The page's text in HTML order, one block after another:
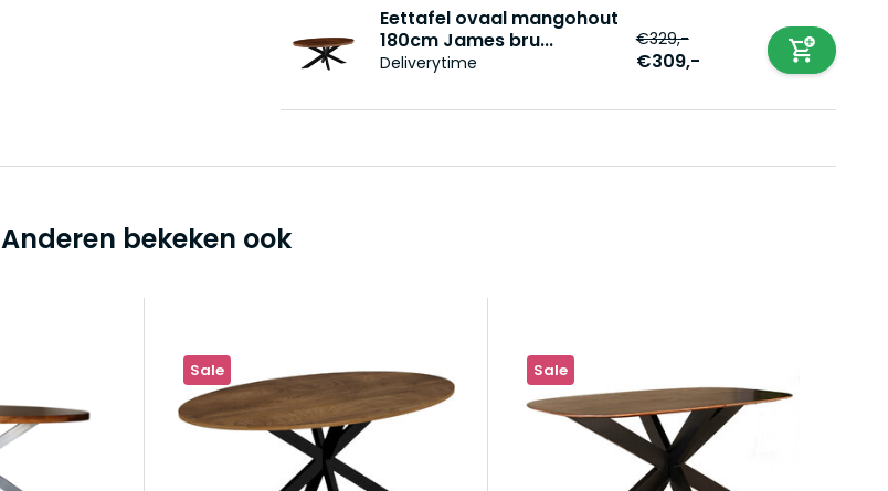
Eettafel ovaal mangohout
180cm James bru...
Deliverytime
€329,-
€309,-
Anderen bekeken ook
Sale Sale